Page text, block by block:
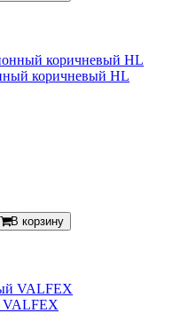
коричневый HL
В корзину
VALFEX